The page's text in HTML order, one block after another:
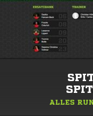
ALLES